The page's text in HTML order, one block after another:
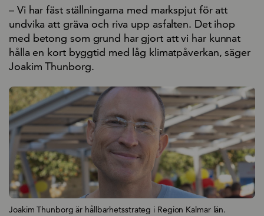
– Vi har fäst ställningarna med markspjut för att
undvika att gräva och riva upp asfalten. Det ihop
med betong som grund har gjort att vi har kunnat
hålla en kort byggtid med låg klimatpåverkan, säger
Joakim Thunborg.
Joakim Thunborg är hållbarhetsstrateg i Region Kalmar län.